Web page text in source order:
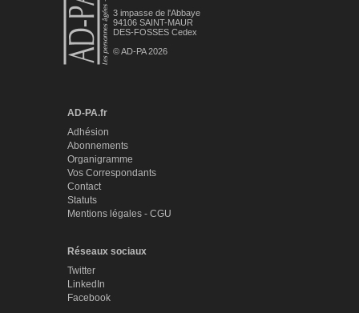
3 impasse de l'Abbaye
94106 SAINT-MAUR
DES-FOSSES Cedex
© AD-PA 2026
AD-PA.fr
Adhésion
Abonnements
Organigramme
Vos Correspondants
Contact
Statuts
Mentions légales - CGU
Réseaux sociaux
Twitter
LinkedIn
Facebook